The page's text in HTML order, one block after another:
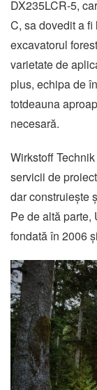
DX235LCR-5,
C, sa dovedit a
excavatorul
varietate de
plus, echipa de
totdeauna
necesară.
Wirkstoff
servicii de
dar construiește
Pe de altă parte,
fondată în 2006